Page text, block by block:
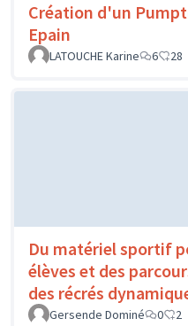
Création d'un
Epain
LATOUCHE Karine
6 28
Du matériel sportif
élèves et des
des récrés
Gersende Dominé 0 2